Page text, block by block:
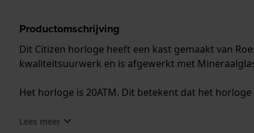
Productomschrijving
Dit Citizen horloge heeft een kast gemaakt van
kwaliteitsuurwerk en is afgewerkt met
Het horloge is 20ATM. Dit betekent dat het
.Lees meer